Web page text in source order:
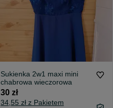
Sukienka 2w1 maxi mini
chabrowa wieczorowa
30 zł
34,55 zł z Pakietem